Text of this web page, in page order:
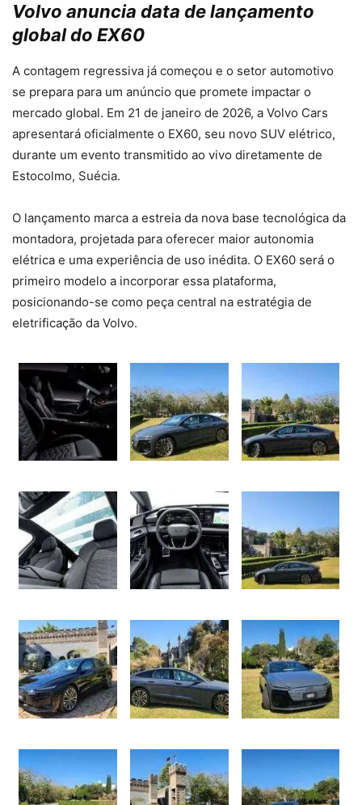
Volvo anuncia data de lançamento
global do EX60
A contagem regressiva já começou e o setor automotivo
se prepara para um anúncio que promete impactar o
mercado global. Em 21 de janeiro de 2026, a Volvo Cars
apresentará oficialmente o EX60, seu novo SUV elétrico,
durante um evento transmitido ao vivo diretamente de
Estocolmo, Suécia.
O lançamento marca a estreia da nova base tecnológica da
montadora, projetada para oferecer maior autonomia
elétrica e uma experiência de uso inédita. O EX60 será o
primeiro modelo a incorporar essa plataforma,
posicionando-se como peça central na estratégia de
eletrificação da Volvo.